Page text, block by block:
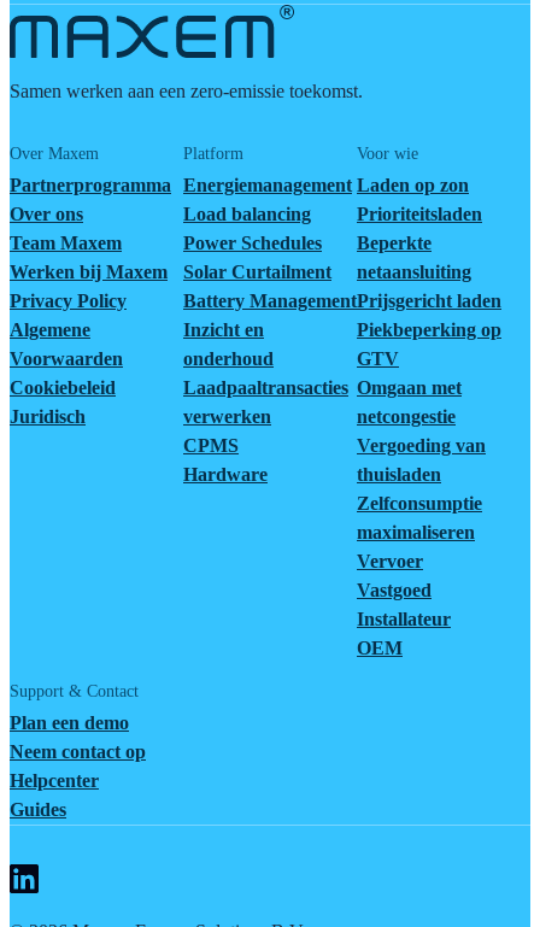
Samen werken aan een zero-emissie toekomst.
Over Maxem
Partnerprogramma
Over ons
Team Maxem
Werken bij Maxem
Privacy Policy
Algemene
Voorwaarden
Cookiebeleid
Juridisch
Platform
Energiemanagement
Load balancing
Power Schedules
Solar Curtailment
Battery Management
Inzicht en
onderhoud
Laadpaaltransacties
verwerken
CPMS
Hardware
Voor wie
Laden op zon
Prioriteitsladen
Beperkte
netaansluiting
Prijsgericht laden
Piekbeperking op
GTV
Omgaan met
netcongestie
Vergoeding van
thuisladen
Zelfconsumptie
maximaliseren
Vervoer
Vastgoed
Installateur
OEM
Support & Contact
Plan een demo
Neem contact op
Helpcenter
Guides